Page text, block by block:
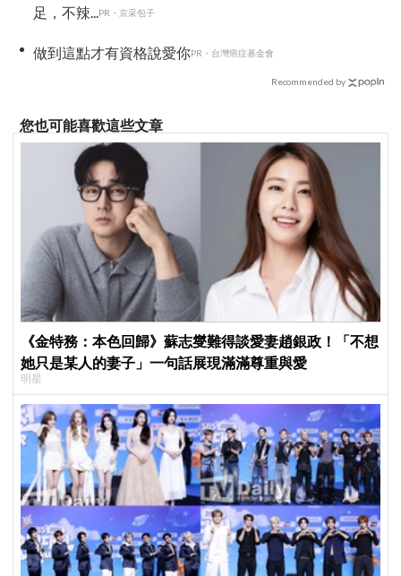
足，不辣...PR・京采包子
做到這點才有資格說愛你PR・台灣癌症基金會
Recommended by
您也可能喜歡這些文章
《金特務：本色回歸》蘇志燮難得談愛妻趙銀政！「不想
她只是某人的妻子」一句話展現滿滿尊重與愛
明星